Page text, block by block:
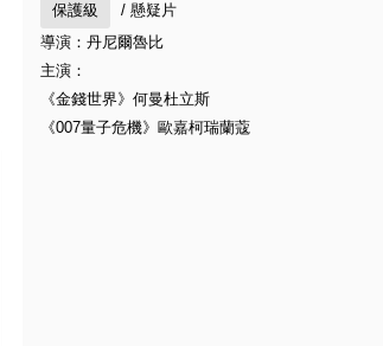
保護級
/ 懸疑片
導演：丹尼爾魯比
主演：
《金錢世界》何曼杜立斯
《007量子危機》歐嘉柯瑞蘭蔻